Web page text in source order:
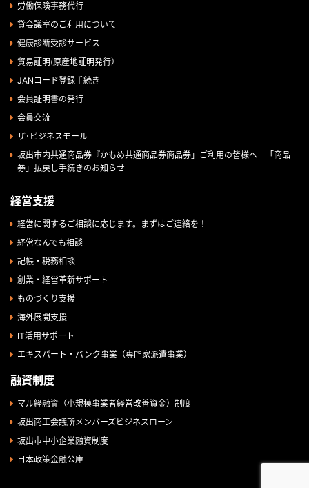
労働保険事務代行
貸会議室のご利用について
健康診断受診サービス
貿易証明(原産地証明発行）
JANコード登録手続き
会員証明書の発行
会員交流
ザ･ビジネスモール
坂出市内共通商品券『かもめ共通商品券商品券」ご利用の皆様へ 「商品
券」払戻し手続きのお知らせ
経営支援
経営に関するご相談に応じます。まずはご連絡を！
経営なんでも相談
記帳・税務相談
創業・経営革新サポート
ものづくり支援
海外展開支援
IT活用サポート
エキスパート・バンク事業（専門家派遣事業）
融資制度
マル経融資（小規模事業者経営改善資金）制度
坂出商工会議所メンバーズビジネスローン
坂出市中小企業融資制度
日本政策金融公庫